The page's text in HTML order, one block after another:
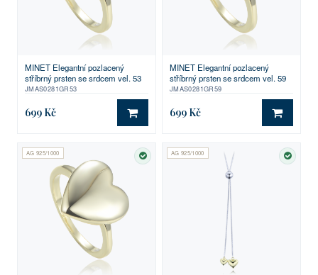
MINET Elegantní pozlacený
stříbrný prsten se srdcem vel. 53
JMAS0281GR53
699 Kč DO KOŠÍKU
MINET Elegantní pozlacený
stříbrný prsten se srdcem vel. 59
JMAS0281GR59
699 Kč DO
AG 925/1000
SKLADEM
AG 925/1000